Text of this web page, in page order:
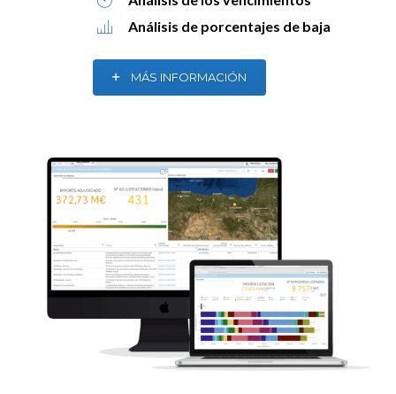
Análisis de porcentajes de baja
MÁS INFORMACIÓN